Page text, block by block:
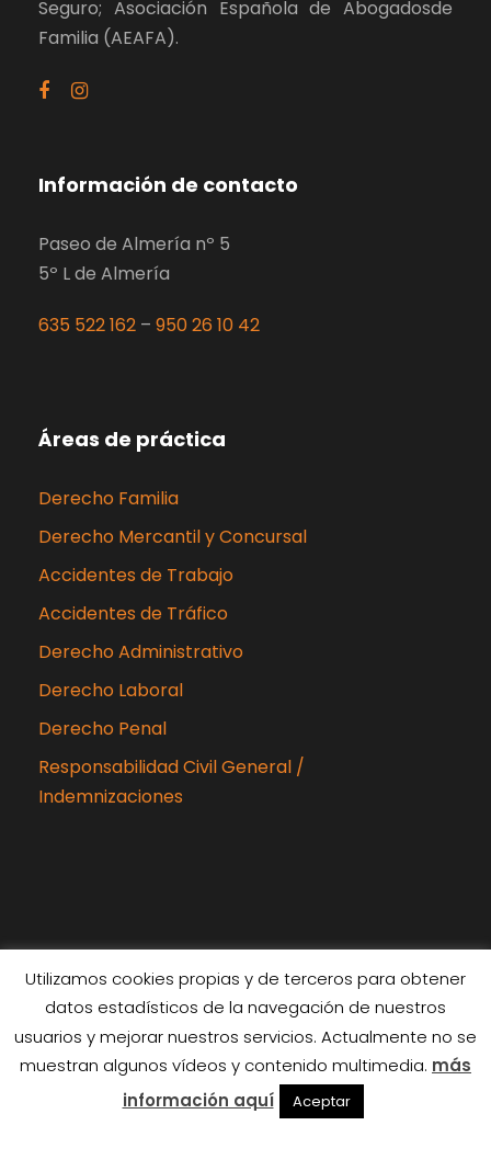
Seguro; Asociación Española de Abogadosde
Familia (AEAFA).
Información de contacto
Paseo de Almería nº 5
5º L de Almería
635 522 162 – 950 26 10 42
Áreas de práctica
Derecho Familia
Derecho Mercantil y Concursal
Accidentes de Trabajo
Accidentes de Tráfico
Derecho Administrativo
Derecho Laboral
Derecho Penal
Responsabilidad Civil General /
Indemnizaciones
Copyright 2024 Rubiabogados, Todos los
derechos reservados
Diseñado por
Interiberica
Utilizamos cookies propias y de terceros para obtener
datos estadísticos de la navegación de nuestros
usuarios y mejorar nuestros servicios. Actualmente no se
muestran algunos vídeos y contenido multimedia. más
información aquí
Aceptar